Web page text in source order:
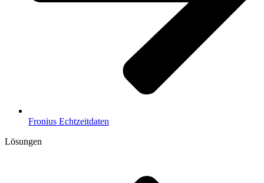
Fronius Echtzeitdaten
Lösungen